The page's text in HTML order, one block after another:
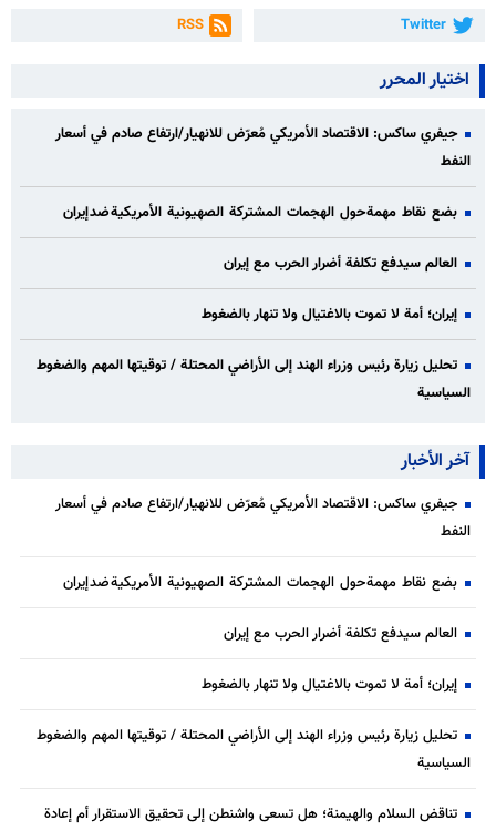
Twitter
RSS
اختيار المحرر
جيفري ساكس: الاقتصاد الأمريكي مُعرّض للانهيار/ارتفاع صادم في أسعار
النفط
بضع نقاط مهمة حول الهجمات المشتركة الصهيونية الأمريكية ضد إيران
العالم سيدفع تكلفة أضرار الحرب مع إيران
إيران؛ أمة لا تموت بالاغتيال ولا تنهار بالضغوط
تحليل زيارة رئيس وزراء الهند إلى الأراضي المحتلة / توقيتها المهم والضغوط
السياسية
آخر الأخبار
جيفري ساكس: الاقتصاد الأمريكي مُعرّض للانهيار/ارتفاع صادم في أسعار
النفط
بضع نقاط مهمة حول الهجمات المشتركة الصهيونية الأمريكية ضد إيران
العالم سيدفع تكلفة أضرار الحرب مع إيران
إيران؛ أمة لا تموت بالاغتيال ولا تنهار بالضغوط
تحليل زيارة رئيس وزراء الهند إلى الأراضي المحتلة / توقيتها المهم والضغوط
السياسية
تناقض السلام والهيمنة؛ هل تسعى واشنطن إلى تحقيق الاستقرار أم إعادة